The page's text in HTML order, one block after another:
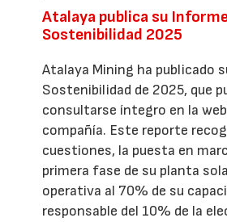
Atalaya publica su
Sostenibilidad 2025
Atalaya Mining ha publicado
Sostenibilidad de 2025, que
consultarse íntegro en la
compañía. Este reporte
cuestiones, la puesta en
primera fase de su planta
operativa al 70% de su
responsable del 10% de la